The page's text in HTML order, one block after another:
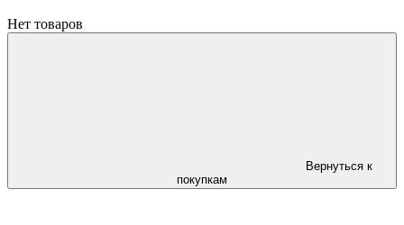
Нет товаров
Вернуться к
покупкам